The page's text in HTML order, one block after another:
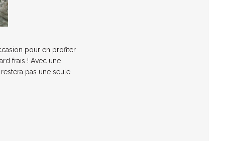
pour en profiter
frais ! Avec une
pas une seule